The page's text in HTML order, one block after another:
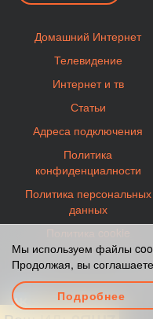
Домашний Интернет
Телевидение
Интернет и тв
Статьи
Адреса подключения
Политика
конфиденциалности
Политика персональных
данных
Карта сайта © 2012-
сайт
Мы используем файлы
Продолжая, вы
Подробнее